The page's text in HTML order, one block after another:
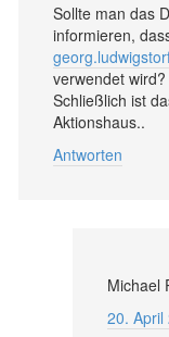
Sollte man das
informieren,
verwendet wird?
Schließlich ist
Aktionshaus..
Antworten
Michael
20. April